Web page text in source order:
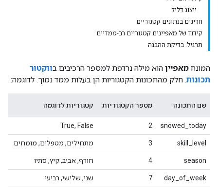
ייצוג דליל
חריגים בנתונים קטגוריים
קידוד של מאפיינים קטגוריים רב-ממדיים
תרגיל: בדיקת ההבנה
המונח מאפיין הוא מילה נרדפת למספר הרכיבים בווקטור
תכונות. חלק מהתכונות הקטגוריות הן בעלות ממד נמוך. לדוגמה:
שם התכונה מספר הקטגוריות קטגוריות לדוגמה
snowed_today
2
True, False
skill_level
3 מתחילים, מטפלים, מומחים
season
4 חורף, אביב, קיץ, סתיו
day_of_week
7 שני, שלישי, רביעי